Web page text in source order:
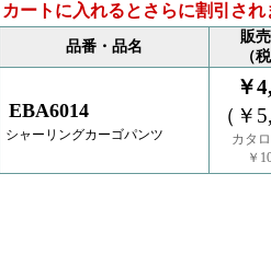
カートに入れるとさらに割引され
品番・品名
販
（
EBA6014
シャーリングカーゴパンツ
￥
（￥
カタ
￥